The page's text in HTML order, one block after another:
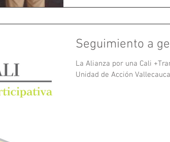
Seguimiento a
La Alianza por una Cali
Unidad de Acción